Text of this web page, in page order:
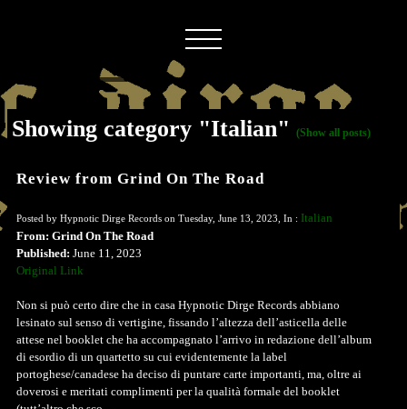
Showing category "Italian" (Show all posts)
Review from Grind On The Road
Posted by Hypnotic Dirge Records on Tuesday, June 13, 2023, In : Italian
From: Grind On The Road
Published: June 11, 2023
Original Link
Non si può certo dire che in casa Hypnotic Dirge Records abbiano
lesinato sul senso di vertigine, fissando l’altezza dell’asticella delle
attese nel booklet che ha accompagnato l’arrivo in redazione dell’album
di esordio di un quartetto su cui evidentemente la label
portoghese/canadese ha deciso di puntare carte importanti, ma, oltre ai
doverosi e meritati complimenti per la qualità formale del booklet